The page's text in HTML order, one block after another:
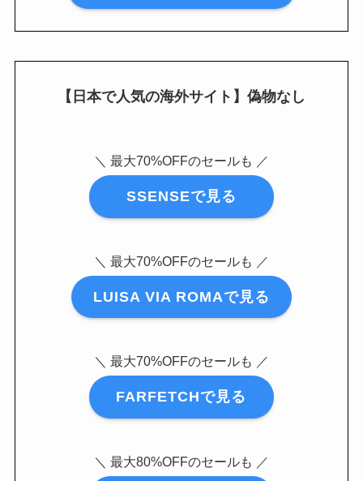
【日本で人気の海外サイト】偽物なし
＼ 最大70%OFFのセールも ／
SSENSEで見る
＼ 最大70%OFFのセールも ／
LUISA VIA ROMAで見る
＼ 最大70%OFFのセールも ／
FARFETCHで見る
＼ 最大80%OFFのセールも ／